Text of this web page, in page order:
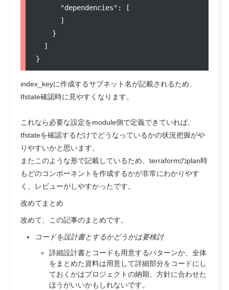
"dependencies" : [
      ]
    }
  ]
}
index_keyに作成するサブネット名が記載されるため、
tfstate確認時に見やすくなります。
これなら必要な設定をmodule側で定義できていれば、
tfstateを確認するだけでどうなっているかの状況把握がや
りやすいかと思います。
またこのような形で記載しているため、terraformのplan時
もどのコンポーネントを作成するかが非常にわかりやす
く、レビューがしやすかったです。
改めてまとめ
改めて、この記事のまとめです。
コードを設計書とするかどうかは要検討
詳細設計書とコードも用意するパターンか、全体
をまとめた資料は用意して詳細部分をコードにし
ておくかはプロジェクトの納期、方針に合わせた
ほうがいいかもしれないです。